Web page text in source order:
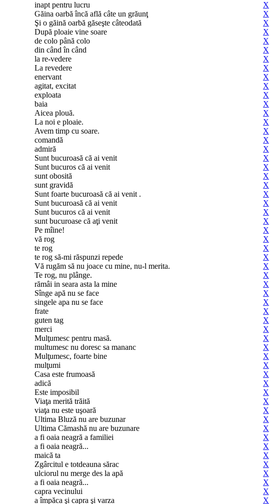
inapt pentru lucru
X
Găina oarbă încă află câte un grăunţ
X
Şi o găină oarbă găseşte câteodată
X
După ploaie vine soare
X
de colo până colo
X
din când în când
X
la re-vedere
X
La revedere
X
enervant
X
agitat, excitat
X
exploata
X
baia
X
Aicea plouă.
X
La noi e ploaie.
X
Avem timp cu soare.
X
comandă
X
admiră
X
Sunt bucuroasă că ai venit
X
Sunt bucuros că ai venit
X
sunt obosită
X
sunt gravidă
X
Sunt foarte bucuroasă că ai venit .
X
Sunt bucuroasă că ai venit
X
Sunt bucuros că ai venit
X
sunt bucuroase că aţi venit
X
Pe mîine!
X
vă rog
X
te rog
X
te rog să-mi răspunzi repede
X
Vă rugăm să nu joace cu mine, nu-l merita.
X
Te rog, nu plânge.
X
rămâi in seara asta la mine
X
Sînge apă nu se face
X
singele apa nu se face
X
frate
X
guten tag
X
merci
X
Mulţumesc pentru masă.
X
multumesc nu doresc sa mananc
X
Mulţumesc, foarte bine
X
mulţumi
X
Casa este frumoasă
X
adică
X
Este imposibil
X
Viaţa merită trăită
X
viaţa nu este uşoară
X
Ultima Bluză nu are buzunar
X
Ultima Cămashă nu are buzunare
X
a fi oaia neagră a familiei
X
a fi oaia neagră...
X
maică ta
X
Zgârcitul e totdeauna sărac
X
ulciorul nu merge des la apă
X
a fi oaia neagră...
X
capra vecinului
X
a împăca şi capra şi varza X